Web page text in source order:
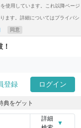
使用しています。これ以降ページ
ます。詳細についてはプライバシ
同意
！
登録 ログイン
典をゲット
詳細
▼